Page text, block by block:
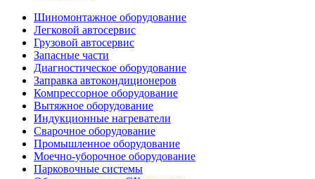
Шиномонтажное оборудование
Легковой автосервис
Грузовой автосервис
Запасные части
Диагностическое оборудование
Заправка автокондиционеров
Компрессорное оборудование
Вытяжное оборудование
Индукционные нагреватели
Сварочное оборудование
Промышленное оборудование
Моечно-уборочное оборудование
Парковочные системы